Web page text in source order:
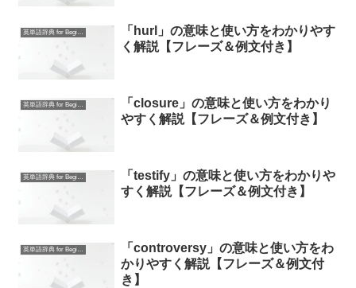
英単語辞典 for Beginners
「hurl」の意味と使い方をわかりやす
く解説【フレーズ＆例文付き】
英単語辞典 for Beginners
「closure」の意味と使い方をわかり
やすく解説【フレーズ＆例文付き】
英単語辞典 for Beginners
「testify」の意味と使い方をわかりや
すく解説【フレーズ＆例文付き】
英単語辞典 for Beginners
「controversy」の意味と使い方をわ
かりやすく解説【フレーズ＆例文付
き】